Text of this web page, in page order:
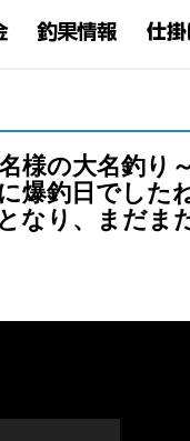
様の大名釣り
爆釣日でした
なり、まだま